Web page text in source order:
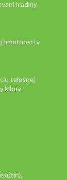
hladiny
hmotnosti v
telesnej
kĺbov,